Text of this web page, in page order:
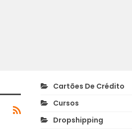
Cartões De Crédito
Cursos
Dropshipping